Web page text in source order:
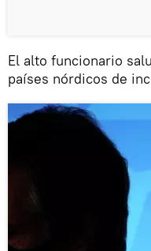
El alto funcionario
países nórdicos de